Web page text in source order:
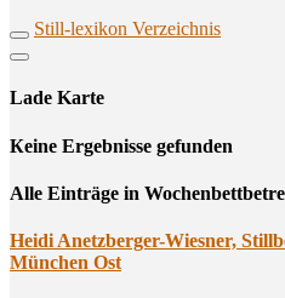
Still-lexikon Verzeichnis
Lade Karte
Кeine Ergebnisse gefunden
Alle Einträge in
Hei­di Anetz­ber­ger-Wies­ner,
Mün­chen Ost